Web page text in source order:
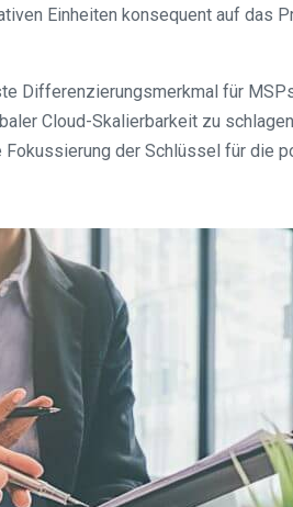
Einheiten konsequent auf das
Differenzierungsmerkmal für
Cloud-Skalierbarkeit zu
der Schlüssel für die